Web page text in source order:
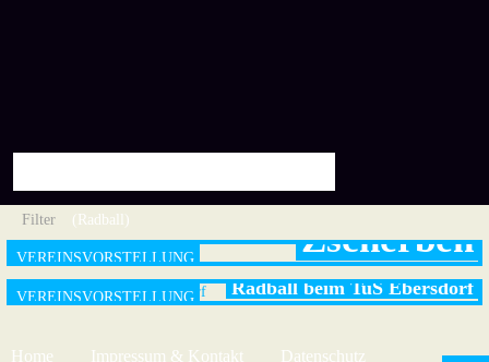
Filter (Radball)
Radsportverein
Zscherben
Radball beim TuS Ebersdorf
Home Impressum & Kontakt
Datenschutz